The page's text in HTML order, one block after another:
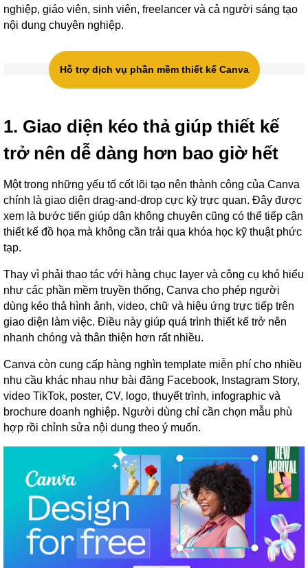
nghiệp, giáo viên, sinh viên, freelancer và cả người sáng tạo
nội dung chuyên nghiệp.
Hỗ trợ dịch vụ phần mềm thiết kế Canva
1. Giao diện kéo thả giúp thiết kế
trở nên dễ dàng hơn bao giờ hết
Một trong những yếu tố cốt lõi tạo nên thành công của Canva
chính là giao diện drag-and-drop cực kỳ trực quan. Đây được
xem là bước tiến giúp dân không chuyên cũng có thể tiếp cận
thiết kế đồ họa mà không cần trải qua khóa học kỹ thuật phức
tạp.
Thay vì phải thao tác với hàng chục layer và công cụ khó hiểu
như các phần mềm truyền thống, Canva cho phép người
dùng kéo thả hình ảnh, video, chữ và hiệu ứng trực tiếp trên
giao diện làm việc. Điều này giúp quá trình thiết kế trở nên
nhanh chóng và thân thiện hơn rất nhiều.
Canva còn cung cấp hàng nghìn template miễn phí cho nhiều
nhu cầu khác nhau như bài đăng Facebook, Instagram Story,
video TikTok, poster, CV, logo, thuyết trình, infographic và
brochure doanh nghiệp. Người dùng chỉ cần chọn mẫu phù
hợp rồi chỉnh sửa nội dung theo ý muốn.